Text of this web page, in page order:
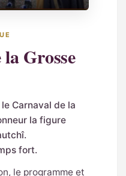
Grosse
Carnaval de la
la figure
fort.
le programme et